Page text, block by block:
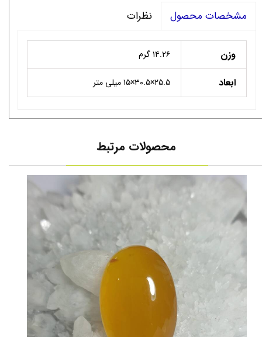
مشخصات محصول نظرات
وزن ۱۴.۲۶ گرم
ابعاد ۲۵.۵×۳۰.۵×۱۵ میلی متر
محصولات مرتبط